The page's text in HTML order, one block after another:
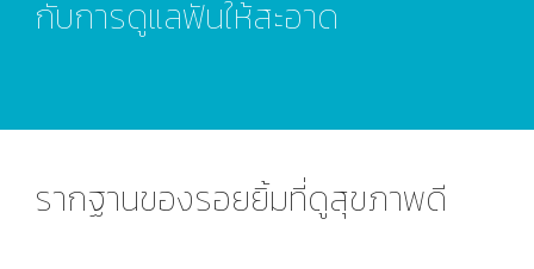
กับการดูแลฟันให้สะอาด
รากฐานของรอยยิ้มที่ดูสุขภาพดี